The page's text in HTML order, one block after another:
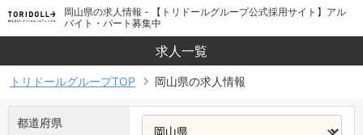
岡山県の求人情報 - 【トリドールグループ公式採用サイト】アル
バイト・パート募集中
求人一覧
トリドールグループTOP 岡山県の求人情報
都道府県